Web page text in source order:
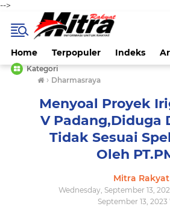
-->
Home Terpopuler Indeks
Kategori
› Dharmasraya
Menyoal Proyek
V Padang,Diduga
Tidak Sesuai
Oleh
Mitra Rakyat
Wednesday, September 13,
September 13, 2023